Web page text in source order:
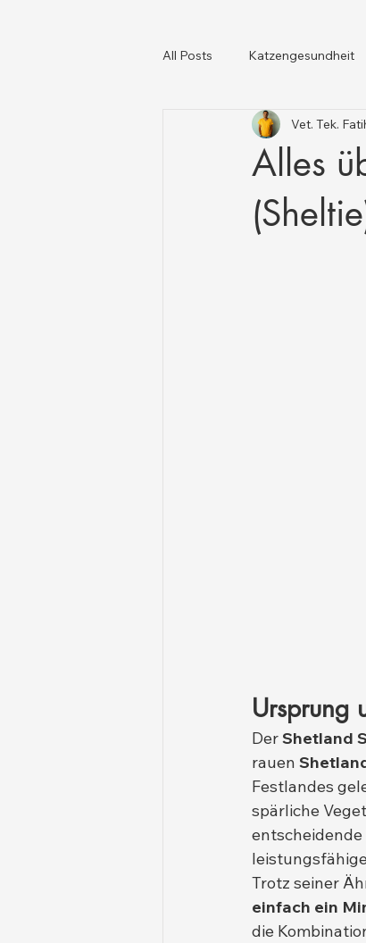
All Posts Katzengesundheit
Katzen und Hunde
Alles
Vet. Tek.
Ursprung
Der Shetland
rauen
Festlandes
spärliche
Trotz seiner
einfach ein
die